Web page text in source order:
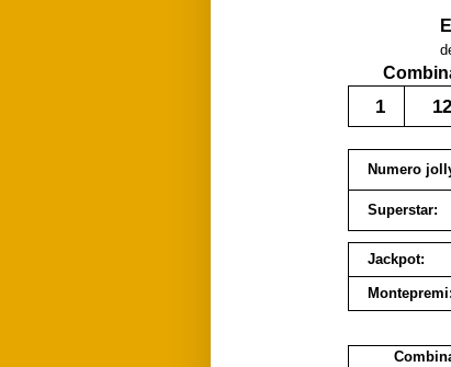
1 12
Numero
Superstar:
Jackpot:
Montepremi: